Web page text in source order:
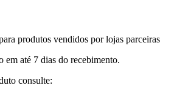
produtos vendidos por lojas parceiras
em até 7 dias do recebimento.
consulte: